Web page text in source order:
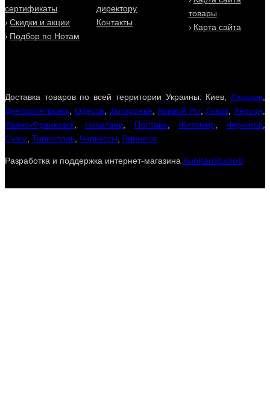
сертификаты
Скидки и акции
Подбор по Нотам
директору
Контакты
товары
Карта сайта
Доставка товаров по всей территории Украины: Киев, Харьков,
Днепропетровск, Одесса,Запорожье, Кривой Рог,Львов,Херсон,
Ивано-Франковск, Николаев, Полтава, Житомир, Чернигов,
Сумы, Тернополь, Черкассы, Винница
Разработка и поддержка интернет-магазина KunKanStudio®